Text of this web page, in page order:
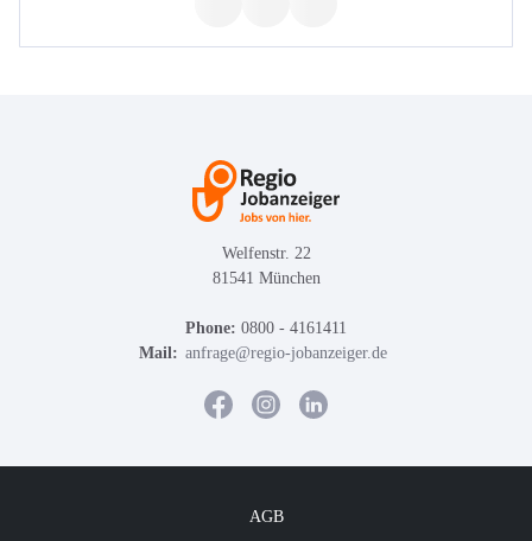
Welfenstr. 22
81541 München
Phone: 0800 - 4161411
Mail: anfrage@regio-jobanzeiger.de
AGB